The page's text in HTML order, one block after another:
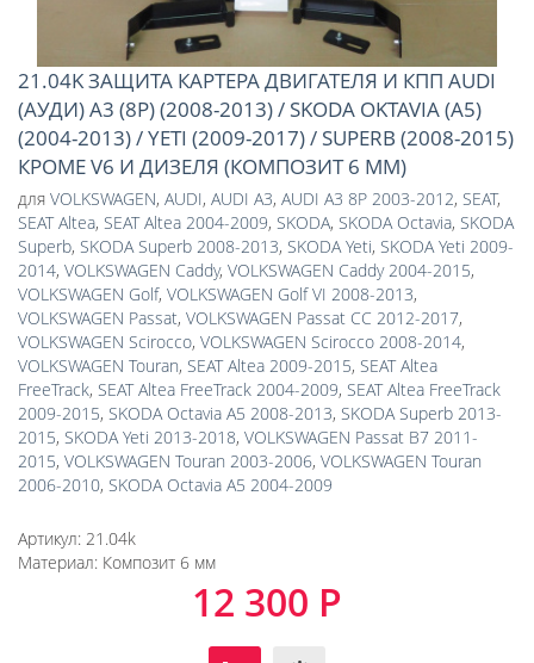
21.04K ЗАЩИТА КАРТЕРА ДВИГАТЕЛЯ И КПП AUDI
(АУДИ) A3 (8P) (2008-2013) / SKODA OKTAVIA (A5)
(2004-2013) / YETI (2009-2017) / SUPERB (2008-2015)
КРОМЕ V6 И ДИЗЕЛЯ (КОМПОЗИТ 6 ММ)
для VOLKSWAGEN, AUDI, AUDI A3, AUDI A3 8P 2003-2012, SEAT,
SEAT Altea, SEAT Altea 2004-2009, SKODA, SKODA Octavia, SKODA
Superb, SKODA Superb 2008-2013, SKODA Yeti, SKODA Yeti 2009-
2014, VOLKSWAGEN Caddy, VOLKSWAGEN Caddy 2004-2015,
VOLKSWAGEN Golf, VOLKSWAGEN Golf VI 2008-2013,
VOLKSWAGEN Passat, VOLKSWAGEN Passat CC 2012-2017,
VOLKSWAGEN Scirocco, VOLKSWAGEN Scirocco 2008-2014,
VOLKSWAGEN Touran, SEAT Altea 2009-2015, SEAT Altea
FreeTrack, SEAT Altea FreeTrack 2004-2009, SEAT Altea FreeTrack
2009-2015, SKODA Octavia A5 2008-2013, SKODA Superb 2013-
2015, SKODA Yeti 2013-2018, VOLKSWAGEN Passat B7 2011-
2015, VOLKSWAGEN Touran 2003-2006, VOLKSWAGEN Touran
2006-2010, SKODA Octavia A5 2004-2009
Артикул: 21.04k
Материал: Композит 6 мм
12 300 Р